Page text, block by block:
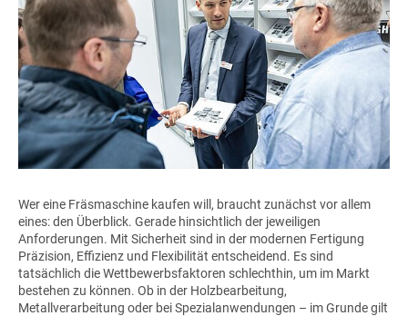
Wer eine Fräsmaschine kaufen will, braucht zunächst vor allem
eines: den Überblick. Gerade hinsichtlich der jeweiligen
Anforderungen. Mit Sicherheit sind in der modernen Fertigung
Präzision, Effizienz und Flexibilität entscheidend. Es sind
tatsächlich die Wettbewerbsfaktoren schlechthin, um im Markt
bestehen zu können. Ob in der Holzbearbeitung,
Metallverarbeitung oder bei Spezialanwendungen – im Grunde gilt